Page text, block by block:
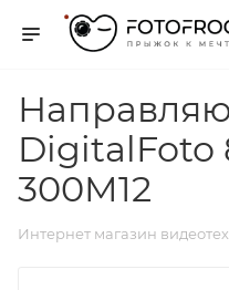
DigitalFoto
300M12
Интернет магазин